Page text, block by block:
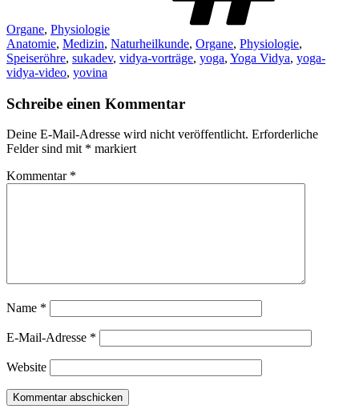
Organe, Physiologie
Anatomie, Medizin, Naturheilkunde, Organe, Physiologie,
Speiseröhre, sukadev, vidya-vorträge, yoga, Yoga Vidya, yoga-
vidya-video, yovina
Schreibe einen Kommentar
Deine E-Mail-Adresse wird nicht veröffentlicht. Erforderliche
Felder sind mit * markiert
Kommentar *
Name *
E-Mail-Adresse *
Website